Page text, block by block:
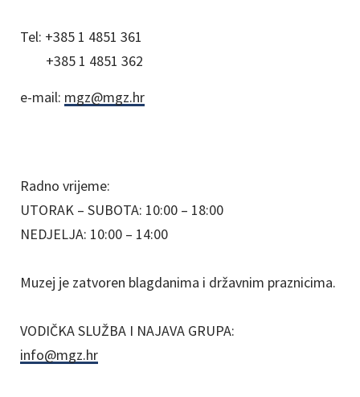
Tel: +385 1 4851 361
+385 1 4851 362
e-mail: mgz@mgz.hr
Radno vrijeme:
UTORAK – SUBOTA: 10:00 – 18:00
NEDJELJA: 10:00 – 14:00
Muzej je zatvoren blagdanima i državnim praznicima.
VODIČKA SLUŽBA I NAJAVA GRUPA:
info@mgz.hr